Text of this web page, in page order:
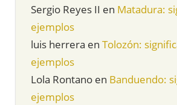
Sergio Reyes II en Matadura:
ejemplos
luis herrera en Tolozón:
ejemplos
Lola Rontano en Banduendo:
ejemplos